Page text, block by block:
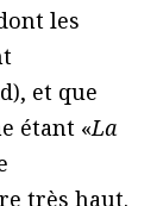
les
et que
étant «La
très haut.